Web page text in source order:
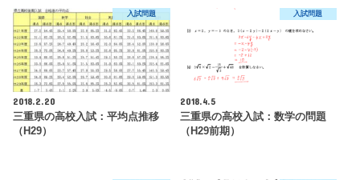
入試問題
2018.2.20
三重県の高校入試：平均点推移
（H29）
入試問題
2018.4.5
三重県の高校入試：数学の問題
（H29前期）